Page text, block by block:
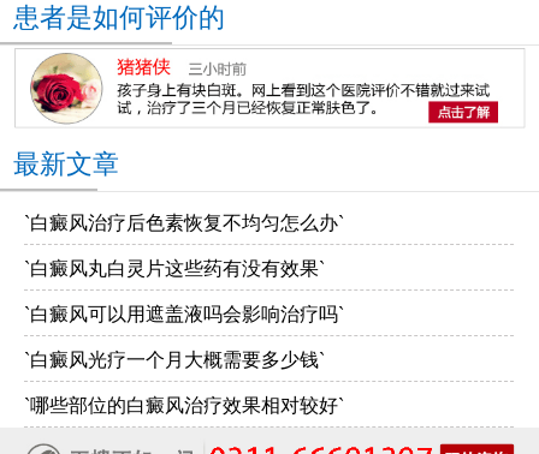
患者是如何评价的
最新文章
`白癜风治疗后色素恢复不均匀怎么办`
`白癜风丸白灵片这些药有没有效果`
`白癜风可以用遮盖液吗会影响治疗吗`
`白癜风光疗一个月大概需要多少钱`
`哪些部位的白癜风治疗效果相对较好`